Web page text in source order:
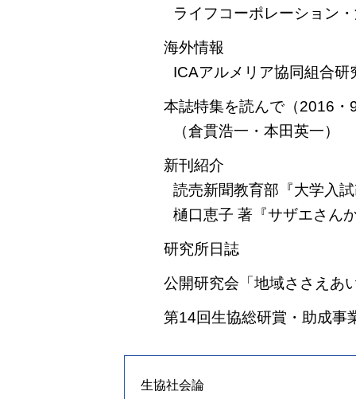
ライフコーポレーション
海外情報
ICAアルメリア協同組合
本誌特集を読んで（2016・
（倉貫浩一・本田英一）
新刊紹介
読売新聞教育部『大学入
樋口恵子 著『サザエさん
研究所日誌
公開研究会「地域ささえあ
第14回生協総研賞・助成事
生協社会論